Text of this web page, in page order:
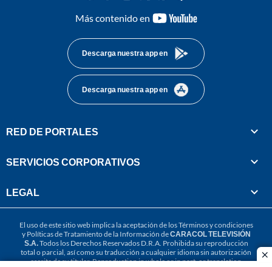
Más contenido en
youtube-
Descarga nuestra app en
Descarga nuestra app en
RED DE PORTALES
SERVICIOS CORPORATIVOS
LEGAL
El uso de este sitio web implica la aceptación de losTérminos y condiciones
y Políticas de Tratamiento de la Información deCARACOL TELEVISIÓN
S.A.Todos los Derechos Reservados D.R.A. Prohibida su reproducción
total o parcial, así como su traducción a cualquier idioma sin autorización
escrita de su titular. Reproduction in whole or in part, or translation